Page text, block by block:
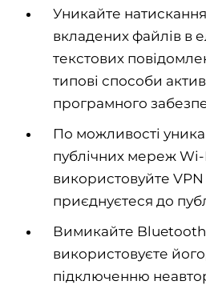
Уникайте
вкладених файлів в
текстових
типові способи
програмного
По можливості
публічних мереж Wi-
використовуйте
приєднуєтеся до
Вимикайте
використовуєте
підключенню